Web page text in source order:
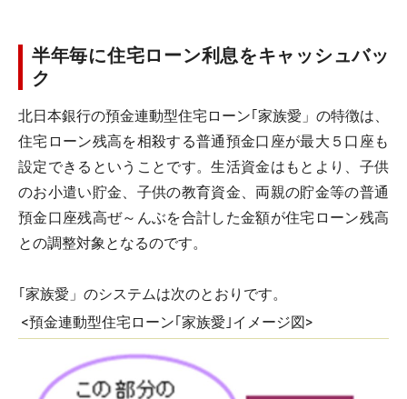
半年毎に住宅ローン利息をキャッシュバッ
ク
北日本銀行の預金連動型住宅ローン｢家族愛」の特徴は、
住宅ローン残高を相殺する普通預金口座が最大５口座も
設定できるということです。生活資金はもとより、子供
のお小遣い貯金、子供の教育資金、両親の貯金等の普通
預金口座残高ぜ～んぶを合計した金額が住宅ローン残高
との調整対象となるのです。
｢家族愛」のシステムは次のとおりです。
<預金連動型住宅ローン｢家族愛｣イメージ図>